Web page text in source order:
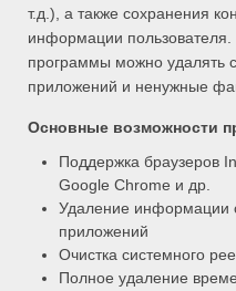
т.д.), а также сохранения
информации
программы можно удалять
приложений и ненужные
Основные возможности
Поддержка браузеров
Google Chrome и др.
Удаление информации
приложений
Очистка системного
Полное удаление